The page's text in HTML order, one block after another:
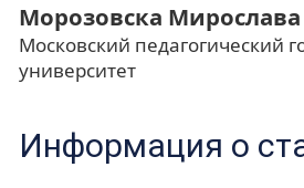
Морозовска
Московский педагогический
университет
Информация о